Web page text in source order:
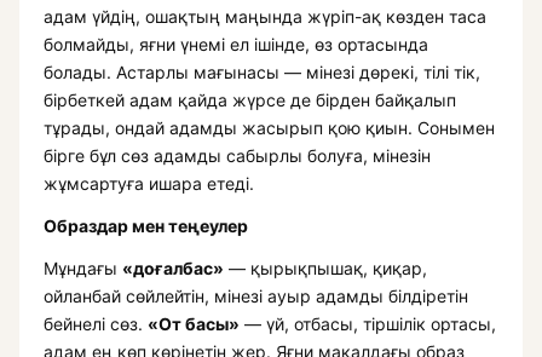
адам үйдің, ошақтың маңында жүріп-ақ көзден таса
болмайды, яғни үнемі ел ішінде, өз ортасында
болады. Астарлы мағынасы — мінезі дөрекі, тілі тік,
бірбеткей адам қайда жүрсе де бірден байқалып
тұрады, ондай адамды жасырып қою қиын. Сонымен
бірге бұл сөз адамды сабырлы болуға, мінезін
жұмсартуға ишара етеді.
Образдар мен теңеулер
Мұндағы «доғалбас» — қырықпышақ, қиқар,
ойланбай сөйлейтін, мінезі ауыр адамды білдіретін
бейнелі сөз. «От басы» — үй, отбасы, тіршілік ортасы,
адам ең көп көрінетін жер. Яғни мақалдағы образ